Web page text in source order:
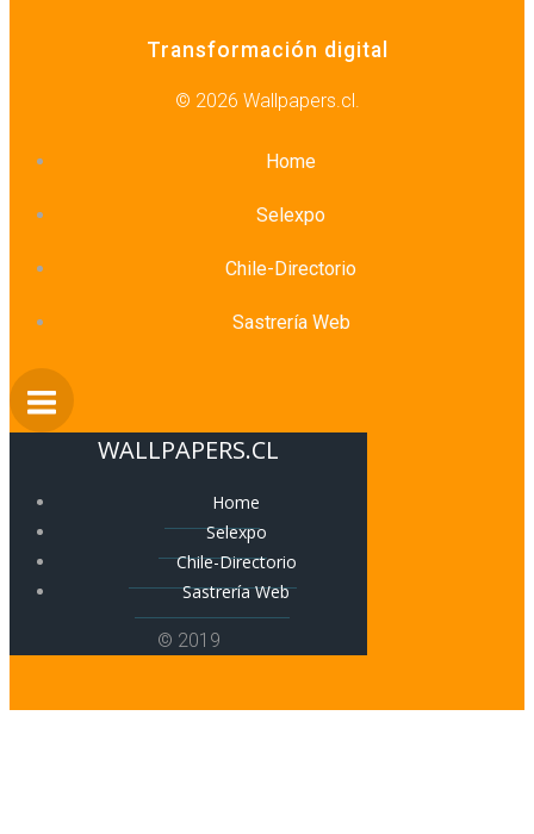
Transformación digital
© 2026 Wallpapers.cl.
Home
Selexpo
Chile-Directorio
Sastrería Web
WALLPAPERS.CL
Home
Selexpo
Chile-Directorio
Sastrería Web
© 2019